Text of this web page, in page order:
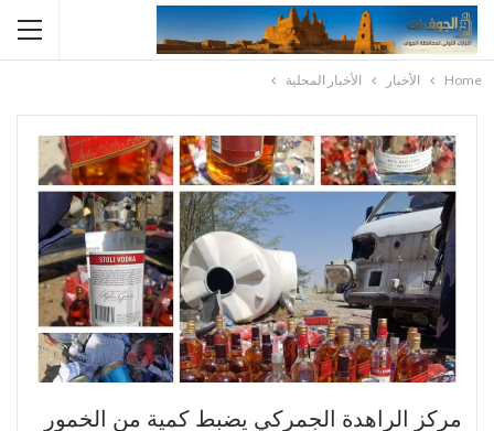
Home الأخبار الأخبار المحلية
مركز الراهدة الجمركي يضبط كمية من الخمور